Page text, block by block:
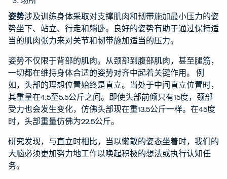
姿势涉及训练身体采取对支撑肌肉和韧带施加最小压力的姿
势坐下、站立、行走和躺卧。良好的姿势有助于通过保持适
当的肌肉张力来对关节和韧带施加适当的压力。
姿势不仅限于背部的肌肉。从颈部到腹部肌肉，甚至腿筋，
一切都在维持身体合适的姿势对齐中起着关键作用。 例
如，头部的理想位置始终是直立。当处于中间直立位置时，
其重量在4.5至5.5公斤之间。即使头部前倾只有15度，颈部
受力也会发生变化，仿佛头部现在重13.5公斤一样。在45度
时，头部重量仿佛为22.5公斤。
研究发现，与直立时相比，当以懒散的姿态坐着时，我们的
大脑必须更加努力地工作以唤起积极的想法或执行认知任
务。